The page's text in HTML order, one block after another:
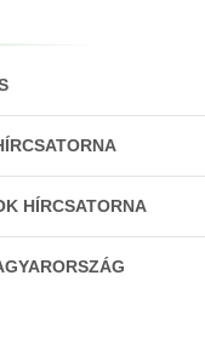
HÍRCSATORNA